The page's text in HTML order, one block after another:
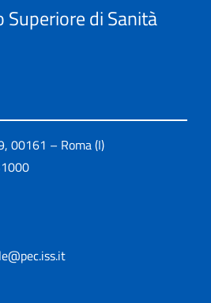
Superiore di Sanità
00161 – Roma (I)